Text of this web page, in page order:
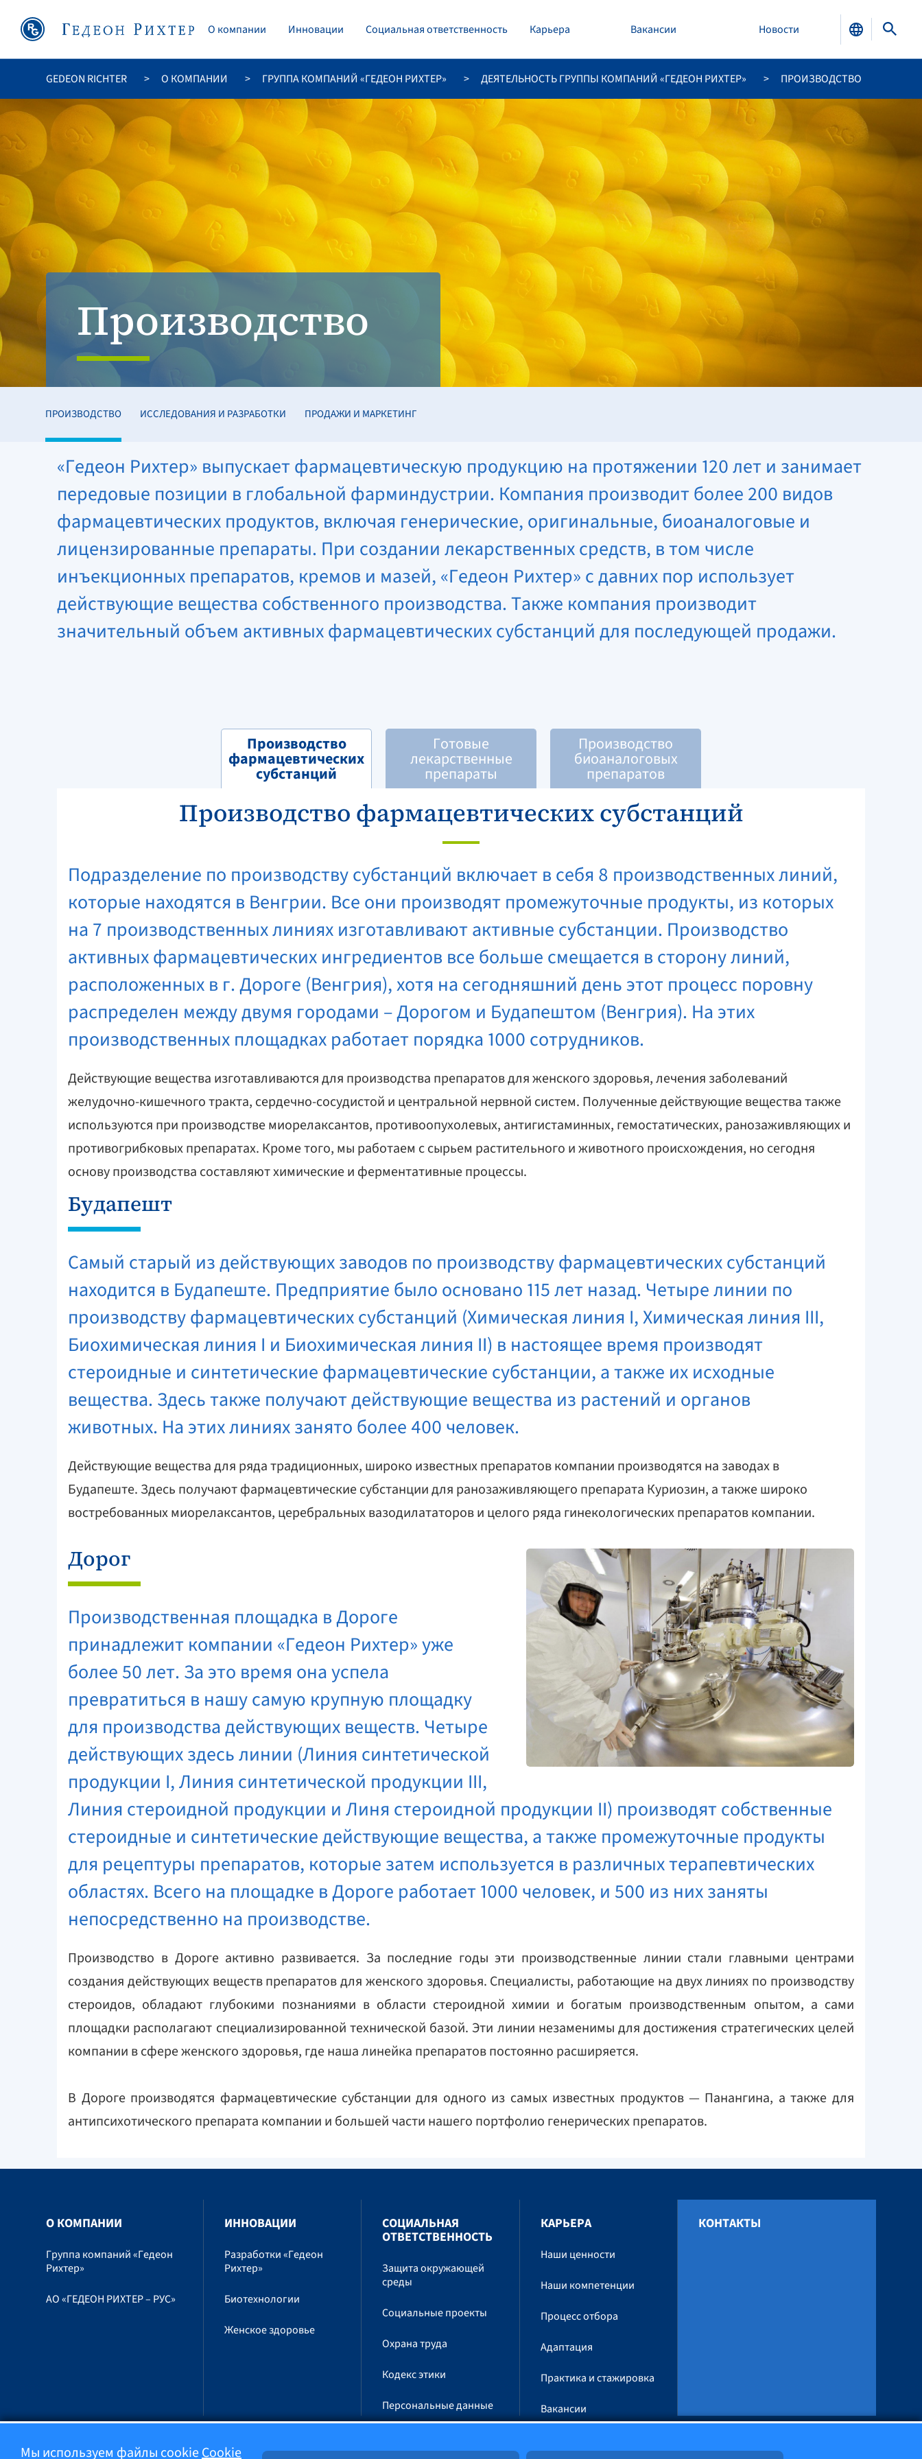
O компании Инновации Социальная ответственность Карьера Вакансии Новости
GEDEON RICHTER O КОМПАНИИ ГРУППА КОМПАНИЙ «ГЕДЕОН РИХТЕР» ДЕЯТЕЛЬНОСТЬ ГРУППЫ КОМПАНИЙ «ГЕДЕОН РИХТЕР» ПРОИЗВОДСТВО
Производство
ПРОИЗВОДСТВО ИССЛЕДОВАНИЯ И РАЗРАБОТКИ ПРОДАЖИ И МАРКЕТИНГ
«Гедеон Рихтер» выпускает фармацевтическую продукцию на протяжении 120 лет и занимает
передовые позиции в глобальной фарминдустрии. Компания производит более 200 видов
фармацевтических продуктов, включая генерические, оригинальные, биоаналоговые и
лицензированные препараты. При создании лекарственных средств, в том числе
инъекционных препаратов, кремов и мазей, «Гедеон Рихтер» с давних пор использует
действующие вещества собственного производства. Также компания производит
значительный объем активных фармацевтических субстанций для последующей продажи.
Производство
фармацевтических
субстанций
Готовые
лекарственные
препараты
Производство
биоаналоговых
препаратов
Производство фармацевтических субстанций
Подразделение по производству субстанций включает в себя 8 производственных линий,
которые находятся в Венгрии. Все они производят промежуточные продукты, из которых
на 7 производственных линиях изготавливают активные субстанции. Производство
активных фармацевтических ингредиентов все больше смещается в сторону линий,
расположенных в г. Дороге (Венгрия), хотя на сегодняшний день этот процесс поровну
распределен между двумя городами – Дорогом и Будапештом (Венгрия). На этих
производственных площадках работает порядка 1000 сотрудников.
Действующие вещества изготавливаются для производства препаратов для женского здоровья, лечения заболеваний
желудочно-кишечного тракта, сердечно-сосудистой и центральной нервной систем. Полученные действующие вещества также
используются при производстве миорелаксантов, противоопухолевых, антигистаминных, гемостатических, ранозаживляющих и
противогрибковых препаратах. Кроме того, мы работаем с сырьем растительного и животного происхождения, но сегодня
основу производства составляют химические и ферментативные процессы.
Будапешт
Самый старый из действующих заводов по производству фармацевтических субстанций
находится в Будапеште. Предприятие было основано 115 лет назад. Четыре линии по
производству фармацевтических субстанций (Химическая линия I, Химическая линия III,
Биохимическая линия I и Биохимическая линия II) в настоящее время производят
стероидные и синтетические фармацевтические субстанции, а также их исходные
вещества. Здесь также получают действующие вещества из растений и органов
животных. На этих линиях занято более 400 человек.
Действующие вещества для ряда традиционных, широко известных препаратов компании производятся на заводах в
Будапеште. Здесь получают фармацевтические субстанции для ранозаживляющего препарата Куриозин, а также широко
востребованных миорелаксантов, церебральных вазодилататоров и целого ряда гинекологических препаратов компании.
Дорог
Производственная площадка в Дороге
принадлежит компании «Гедеон Рихтер» уже
более 50 лет. За это время она успела
превратиться в нашу самую крупную площадку
для производства действующих веществ. Четыре
действующих здесь линии (Линия синтетической
продукции I, Линия синтетической продукции III,
Линия стероидной продукции и Линя стероидной продукции II) производят собственные
стероидные и синтетические действующие вещества, а также промежуточные продукты
для рецептуры препаратов, которые затем используется в различных терапевтических
областях. Всего на площадке в Дороге работает 1000 человек, и 500 из них заняты
непосредственно на производстве.
Производство в Дороге активно развивается. За последние годы эти производственные линии стали главными центрами
создания действующих веществ препаратов для женского здоровья. Специалисты, работающие на двух линиях по производству
стероидов, обладают глубокими познаниями в области стероидной химии и богатым производственным опытом, а сами
площадки располагают специализированной технической базой. Эти линии незаменимы для достижения стратегических целей
компании в сфере женского здоровья, где наша линейка препаратов постоянно расширяется.
В Дороге производятся фармацевтические субстанции для одного из самых известных продуктов — Панангина, а также для
антипсихотического препарата компании и большей части нашего портфолио генерических препаратов.
O КОМПАНИИ
Группа компаний «Гедеон
Рихтер»
АО «ГЕДЕОН РИХТЕР – РУС»
ИННОВАЦИИ
Разработки «Гедеон
Рихтер»
Биотехнологии
Женское здоровье
СОЦИАЛЬНАЯ
ОТВЕТСТВЕННОСТЬ
Защита окружающей
среды
Социальные проекты
Охрана труда
Кодекс этики
Персональные данные
КАРЬЕРА
Наши ценности
Наши компетенции
Процесс отбора
Адаптация
Практика и стажировка
Вакансии
КОНТАКТЫ
Мы используем файлы cookieCookie